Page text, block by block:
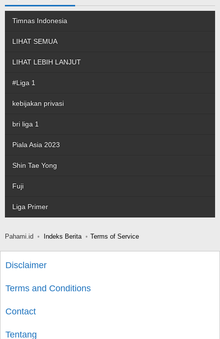
Timnas Indonesia
LIHAT SEMUA
LIHAT LEBIH LANJUT
#Liga 1
kebijakan privasi
bri liga 1
Piala Asia 2023
Shin Tae Yong
Fuji
Liga Primer
Pahami.id Indeks Berita Terms of Service
Disclaimer
Terms and Conditions
Contact
Tentang